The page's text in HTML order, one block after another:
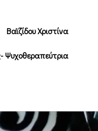
Βαϊζίδου Χριστίνα
Ψυχοθεραπεύτρια